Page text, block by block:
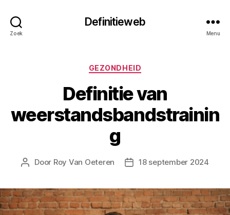
Zoek
Definitieweb
Menu
Categorieën
GEZONDHEID
Definitie van
weerstandsbandstrainin
g
Berichtauteur
Door Roy Van Oeteren Berichtdatum
18 september 2024